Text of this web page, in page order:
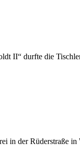
II“ durfte die
in der Rüderstraße in